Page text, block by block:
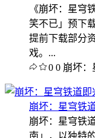
《崩坏：星穹
笑不已」预下
提前下载部分
戏。...
0 0 崩坏：
崩坏：星穹铁
崩坏：星穹铁
南」，以独特